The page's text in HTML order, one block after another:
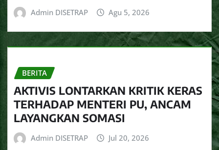
Admin DISETRAP Agu 5, 2026
BERITA
AKTIVIS LONTARKAN KRITIK KERAS
TERHADAP MENTERI PU, ANCAM
LAYANGKAN SOMASI
Admin DISETRAP Jul 20, 2026